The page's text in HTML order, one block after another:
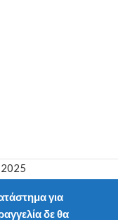
για
δε θα
2025